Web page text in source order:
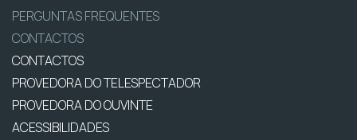
PERGUNTAS FREQUENTES
CONTACTOS
CONTACTOS
PROVEDORA DO TELESPECTADOR
PROVEDORA DO OUVINTE
ACESSIBILIDADES